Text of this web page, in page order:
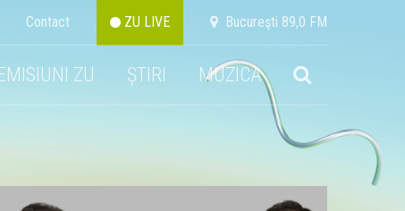
Contact ZU LIVE Bucureşti 89,0 FM
ZU ȘTIRI MUZICA